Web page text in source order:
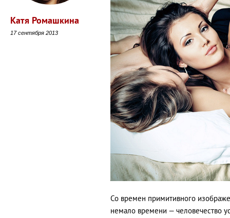
Катя Ромашкина
17 сентября 2013
Со времен примитивного
немало времени — человечество